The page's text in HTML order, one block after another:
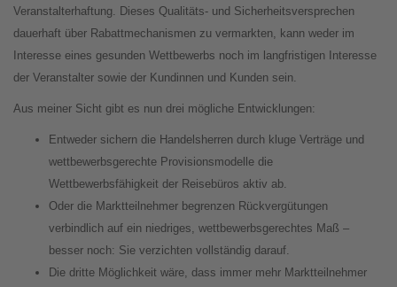
Veranstalterhaftung. Dieses Qualitäts- und Sicherheitsversprechen
dauerhaft über Rabattmechanismen zu vermarkten, kann weder im
Interesse eines gesunden Wettbewerbs noch im langfristigen Interesse
der Veranstalter sowie der Kundinnen und Kunden sein.
Aus meiner Sicht gibt es nun drei mögliche Entwicklungen:
Entweder sichern die Handelsherren durch kluge Verträge und
wettbewerbsgerechte Provisionsmodelle die
Wettbewerbsfähigkeit der Reisebüros aktiv ab.
Oder die Marktteilnehmer begrenzen Rückvergütungen
verbindlich auf ein niedriges, wettbewerbsgerechtes Maß –
besser noch: Sie verzichten vollständig darauf.
Die dritte Möglichkeit wäre, dass immer mehr Marktteilnehmer